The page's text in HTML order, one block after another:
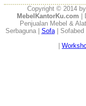
Copyright © 2014 by
MebelKantorKu.com |
Penjualan Mebel &
Serbaguna | Sofa| Sofabed |